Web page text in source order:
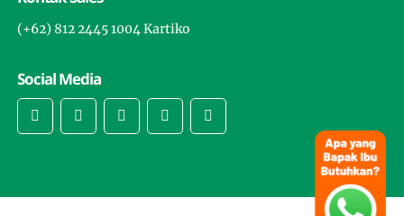
(+62) 812 2445 1004 Kartiko
Social Media